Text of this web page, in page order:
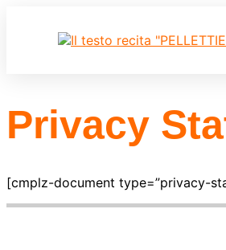
Privacy
[cmplz-document type=”privacy-